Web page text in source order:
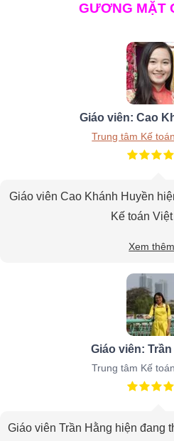
GƯƠNG MẶT
Giáo viên: Cao
Trung tâm Kế
Giáo viên Cao Khánh Huyền
Kế toán
Xem
Giáo viên:
Trung tâm Kế
Giáo viên Trần Hằng hiện đang